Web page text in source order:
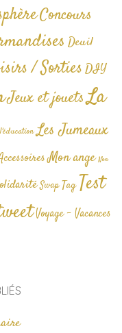
Concours
Deuil
/ SortiesDIY
Jeux et jouetsLa
Les Jumeaux
Mon ange Non
Swap TagTest
Voyage - Vacances